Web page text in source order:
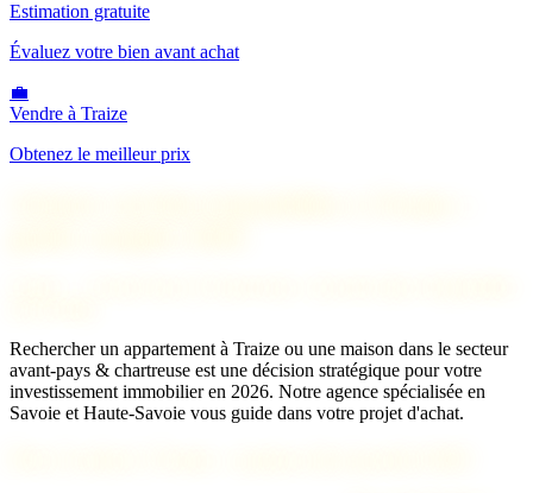
Estimation gratuite
Évaluez votre bien avant achat
💼
Vendre à Traize
Obtenez le meilleur prix
Rechercher un appartement à Traize ou une maison dans le secteur
avant-pays & chartreuse est une décision stratégique pour votre
investissement immobilier en 2026. Notre agence spécialisée en
Savoie et Haute-Savoie vous guide dans votre projet d'achat.